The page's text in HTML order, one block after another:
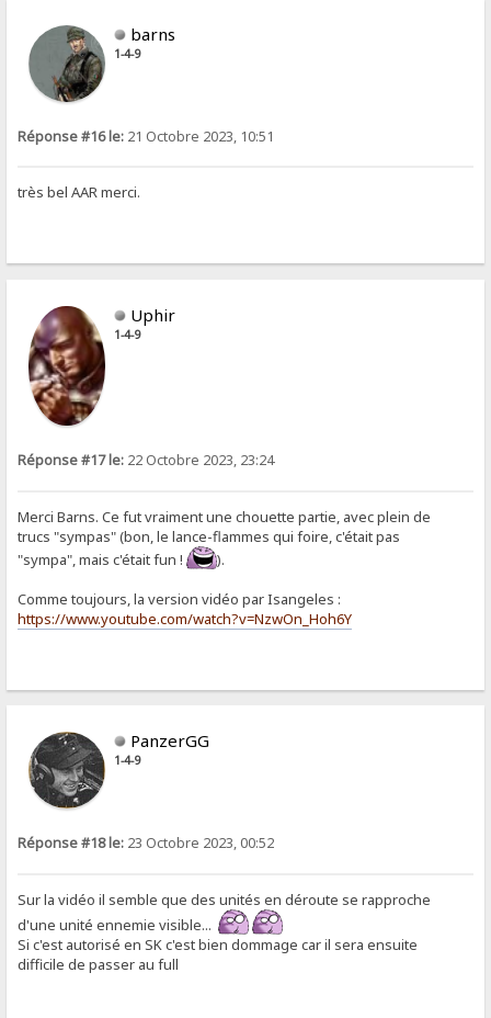
barns
1-4-9
Réponse #16 le: 21 Octobre 2023, 10:51
très bel AAR merci.
Uphir
1-4-9
Réponse #17 le: 22 Octobre 2023, 23:24
Merci Barns. Ce fut vraiment une chouette partie, avec plein de
trucs "sympas" (bon, le lance-flammes qui foire, c'était pas
"sympa", mais c'était fun !
).
Comme toujours, la version vidéo par Isangeles :
https://www.youtube.com/watch?v=NzwOn_Hoh6Y
PanzerGG
1-4-9
Réponse #18 le: 23 Octobre 2023, 00:52
Sur la vidéo il semble que des unités en déroute se rapproche
d'une unité ennemie visible...
Si c'est autorisé en SK c'est bien dommage car il sera ensuite
difficile de passer au full